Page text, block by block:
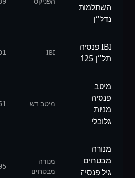
השתלמות
נדל״ן
IBI פנסיה
תל״ן 125
IBI
מיטב
פנסיה
מניות
גלובלי
מיטב דש
מנורה
מבטחים
גיל פנסיה
מנורה
מבטחים